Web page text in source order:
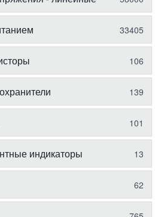
33405
106
139
101
индикаторы 13
62